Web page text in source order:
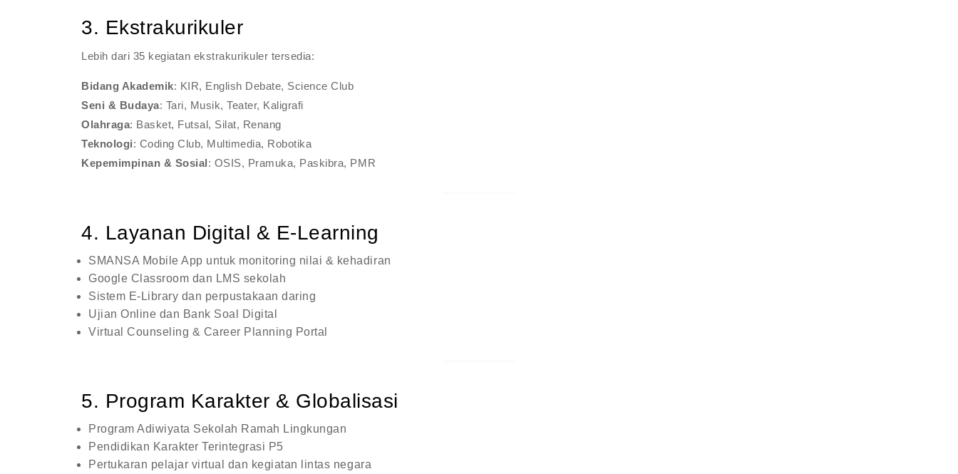
3. Ekstrakurikuler
Lebih dari 35 kegiatan ekstrakurikuler tersedia:
Bidang Akademik: KIR, English Debate, Science Club
Seni & Budaya: Tari, Musik, Teater, Kaligrafi
Olahraga: Basket, Futsal, Silat, Renang
Teknologi: Coding Club, Multimedia, Robotika
Kepemimpinan & Sosial: OSIS, Pramuka, Paskibra, PMR
4. Layanan Digital & E-Learning
SMANSA Mobile App untuk monitoring nilai & kehadiran
Google Classroom dan LMS sekolah
Sistem E-Library dan perpustakaan daring
Ujian Online dan Bank Soal Digital
Virtual Counseling & Career Planning Portal
5. Program Karakter & Globalisasi
Program Adiwiyata Sekolah Ramah Lingkungan
Pendidikan Karakter Terintegrasi P5
Pertukaran pelajar virtual dan kegiatan lintas negara